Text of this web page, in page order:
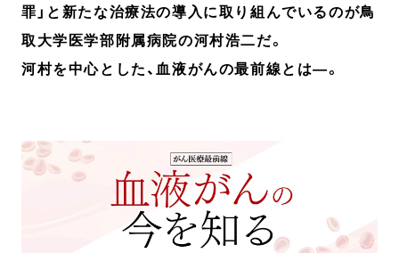
罪」と新たな治療法の導入に取り組んでいるのが鳥
取大学医学部附属病院の河村浩二だ。
河村を中心とした、血液がんの最前線とは―。